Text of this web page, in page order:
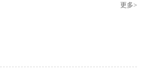
更多>